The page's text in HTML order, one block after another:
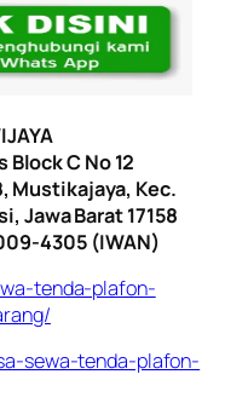
C No 12
Mustikajaya, Kec.
Jawa Barat 17158
4305 (IWAN)
tenda-plafon-
sewa-tenda-plafon-